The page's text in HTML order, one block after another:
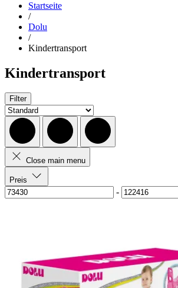
Startseite
/
Dolu
/
Kindertransport
Kindertransport
Filter
Close main menu
Preis
-